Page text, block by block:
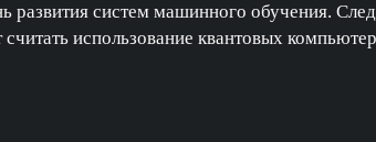
развития систем машинного обучения.
использование квантовых